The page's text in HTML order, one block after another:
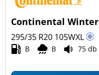
Continental
295/35 R20 105WXL
B B 75 db